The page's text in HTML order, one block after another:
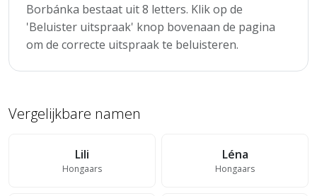
Borbánka bestaat uit 8 letters. Klik op de
'Beluister uitspraak' knop bovenaan de pagina
om de correcte uitspraak te beluisteren.
Vergelijkbare namen
Lili
Hongaars
Léna
Hongaars